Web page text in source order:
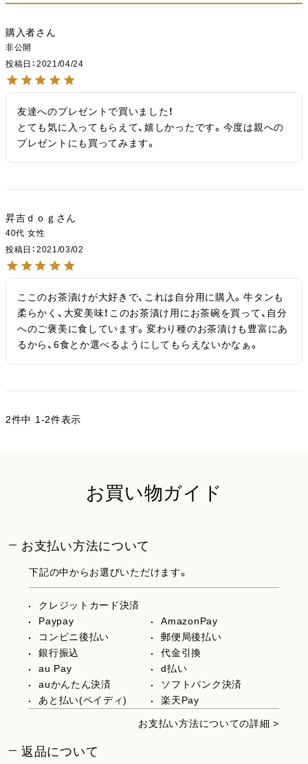
購入者
非公開
投稿日
2021/04/24
友達へのプレゼントで買いました！
とても気に入ってもらえて、嬉しかったです。今度は親への
プレゼントにも買ってみます。
昇吉ｄｏｇ
40代 女性
投稿日
2021/03/02
ここのお茶漬けが大好きで、これは自分用に購入。牛タンも
柔らかく、大変美味！このお茶漬け用にお茶碗を買って、自分
へのご褒美に食しています。変わり種のお茶漬けも豊富にあ
るから、6食とか選べるようにしてもらえないかなぁ。
2件中 1-2件表示
お買い物ガイド
お支払い方法について
下記の中からお選びいただけます。
クレジットカード決済
Paypay
AmazonPay
コンビニ後払い
郵便局後払い
銀行振込
代金引換
au Pay
d払い
auかんたん決済
ソフトバンク決済
あと払い(ペイディ)
楽天Pay
お支払い方法についての詳細 >
返品について